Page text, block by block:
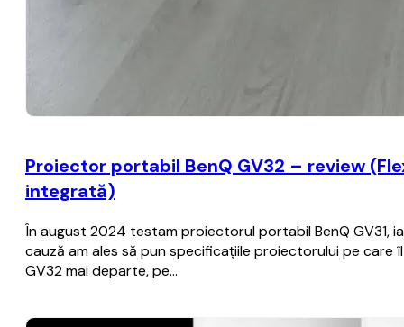
Proiector portabil BenQ GV32 – review
integrată)
În august 2024 testam proiectorul portabil BenQ GV31,
cauză am ales să pun specificațiile proiectorului pe care
GV32 mai departe, pe…